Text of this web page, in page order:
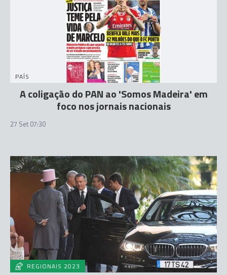
PAÍS
A coligação do PAN ao 'Somos Madeira' em
foco nos jornais nacionais
27 Set 07:30
REGIONAIS 2023